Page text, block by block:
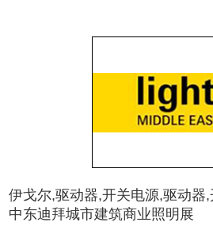
伊戈尔,驱动器,开关电源,驱动器
中东迪拜城市建筑商业照明展